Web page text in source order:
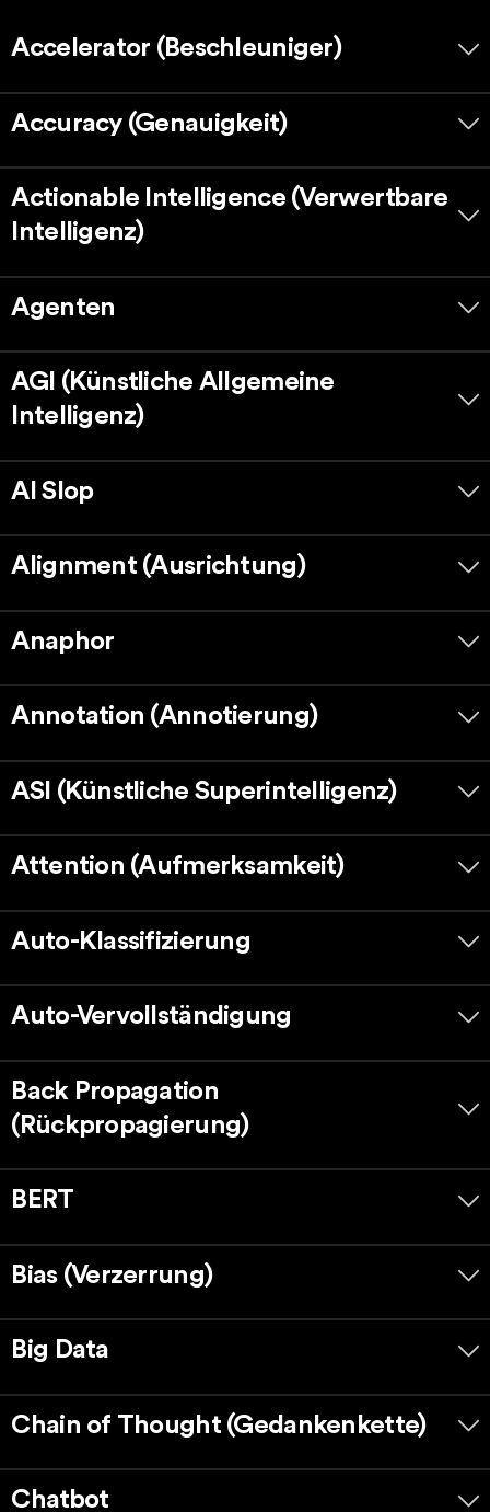
Accelerator (Beschleuniger)
Accuracy (Genauigkeit)
Actionable Intelligence (Verwertbare
Intelligenz)
Agenten
AGI (Künstliche Allgemeine
Intelligenz)
AI Slop
Alignment (Ausrichtung)
Anaphor
Annotation (Annotierung)
ASI (Künstliche Superintelligenz)
Attention (Aufmerksamkeit)
Auto-Klassifizierung
Auto-Vervollständigung
Back Propagation
(Rückpropagierung)
BERT
Bias (Verzerrung)
Big Data
Chain of Thought (Gedankenkette)
Chatbot